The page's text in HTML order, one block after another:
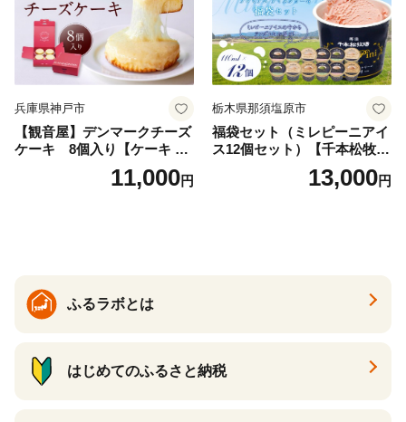
兵庫県神戸市
【観音屋】デンマークチーズ
ケーキ 8個入り【ケーキ チ
ーズケーキ 人気スイーツ お
すすめスイーツ 神戸スイー
11,000円
栃木県那須塩原市
福袋セット（ミレピーニアイ
ス12個セット）【千本松牧
場】 ns025-014-12 【デザー
ト 詰め合わせ ギフト】
13,000円
ふるラボとは
はじめてのふるさと納税